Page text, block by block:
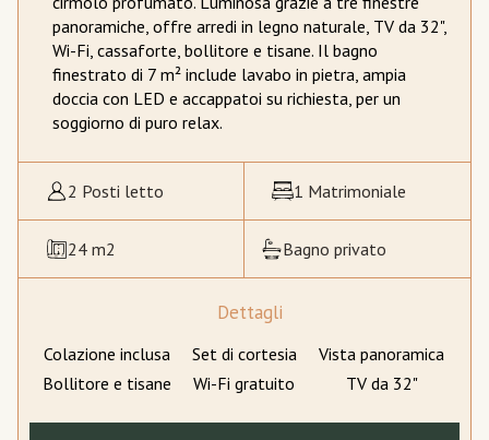
panoramiche, offre arredi in legno naturale, TV da 32",
Wi-Fi, cassaforte, bollitore e tisane. Il bagno
finestrato di 7 m² include lavabo in pietra, ampia
doccia con LED e accappatoi su richiesta, per un
soggiorno di puro relax.
2 Posti letto 1 Matrimoniale
24 m2 Bagno privato
Dettagli
Colazione inclusa Set di cortesia
Vista panoramica
Bollitore e tisane
Wi-Fi gratuito TV da 32"